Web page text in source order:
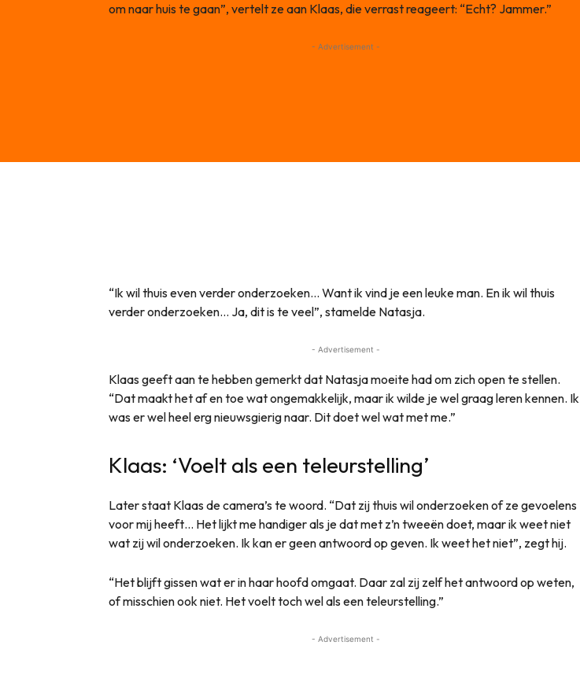
om naar huis te gaan”, vertelt ze aan Klaas, die verrast reageert: “Echt? Jammer.”
- Advertisement -
“Ik wil thuis even verder onderzoeken… Want ik vind je een leuke man. En ik wil thuis
verder onderzoeken… Ja, dit is te veel”, stamelde Natasja.
- Advertisement -
Klaas geeft aan te hebben gemerkt dat Natasja moeite had om zich open te stellen.
“Dat maakt het af en toe wat ongemakkelijk, maar ik wilde je wel graag leren kennen. Ik
was er wel heel erg nieuwsgierig naar. Dit doet wel wat met me.”
Klaas: ‘Voelt als een teleurstelling’
Later staat Klaas de camera’s te woord. “Dat zij thuis wil onderzoeken of ze gevoelens
voor mij heeft… Het lijkt me handiger als je dat met z’n tweeën doet, maar ik weet niet
wat zij wil onderzoeken. Ik kan er geen antwoord op geven. Ik weet het niet”, zegt hij.
“Het blijft gissen wat er in haar hoofd omgaat. Daar zal zij zelf het antwoord op weten,
of misschien ook niet. Het voelt toch wel als een teleurstelling.”
- Advertisement -